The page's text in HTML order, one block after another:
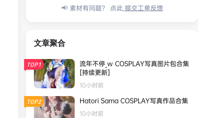
📢 素材有问题？ 点此提交工单反馈
文章聚合
TOP1
流年不停_w COSPLAY写真图片包合集
[持续更新]
10小时前
TOP2 Hatori Sama COSPLAY写真作品合集
10小时前